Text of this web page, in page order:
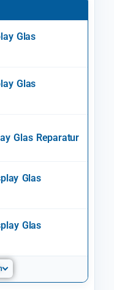
Glas
Glas
Glas Reparatur
Glas
Glas